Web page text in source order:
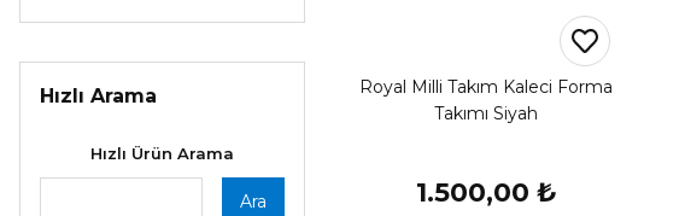
Hızlı Arama
Hızlı Ürün Arama
Ara
Royal Milli Takım Kaleci Forma
Takımı Siyah
1.500,00 ₺